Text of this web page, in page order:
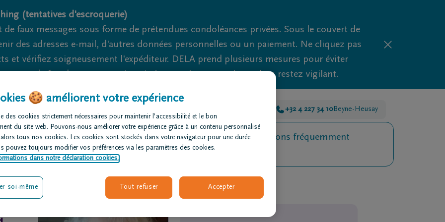
(tentatives d'escroquerie)
faux messages sous forme de prétendues condoléances privées. Sous le couvert de
des adresses e-mail, d'autres données personnelles ou un paiement. Ne cliquez pas
et vérifiez soigneusement l'expéditeur. DELA prend plusieurs mesures pour éviter
et de fraude ne peuvent jamais être totalement exclues, alors restez vigilant.
+32 4 227 34 10Beyne-Heusay
des
Avis de
décès
Nos centres
funéraires
Questions fréquemment
🍪 améliorent votre expérience
des cookies strictement nécessaires pour maintenir l’accessibilité et le bon
du site web. Pouvons-nous améliorer votre expérience grâce à un contenu personnalisé
alors tous nos cookies. Les cookies sont stockés dans votre navigateur pour une durée
pouvez toujours modifier vos préférences via les paramètres des cookies.
dans notre déclaration cookies.
Tout refuser Accepter
soi-même